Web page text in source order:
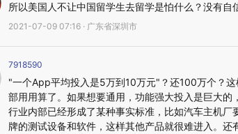
所以美国人不让中国留学生去留学是怕什么？没有自
2021-07-09 07:16 · 广东省深圳市
7918590
"一个App平均投入是5万到10万元"？还100万个？
部用用算了。如果想要通用，功能强大投入是巨大
行业内部已经形成了某种事实标准，比如汽车主机
牌的测试设备和软件，这样其他产品就很难进入。还